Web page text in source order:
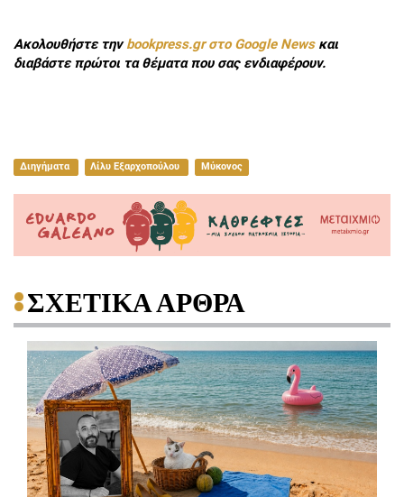
Ακολουθήστε τηνbookpress.gr στο Google Newsκαι
διαβάστε πρώτοι τα θέματα που σας ενδιαφέρουν.
Διηγήματα Λίλυ Εξαρχοπούλου Μύκονος
ΣΧΕΤΙΚΑ ΑΡΘΡΑ